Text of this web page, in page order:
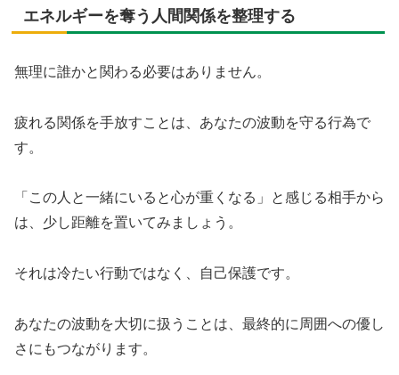
エネルギーを奪う人間関係を整理する
無理に誰かと関わる必要はありません。
疲れる関係を手放すことは、あなたの波動を守る行為で
す。
「この人と一緒にいると心が重くなる」と感じる相手から
は、少し距離を置いてみましょう。
それは冷たい行動ではなく、自己保護です。
あなたの波動を大切に扱うことは、最終的に周囲への優し
さにもつながります。